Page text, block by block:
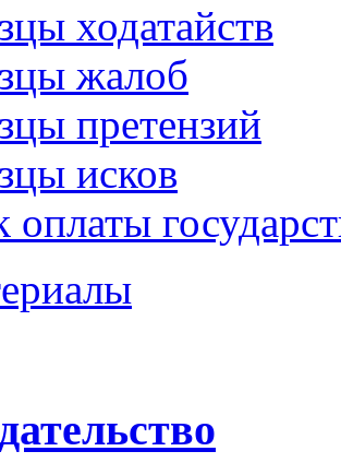
ходатайств
жалоб
претензий
исков
оплаты